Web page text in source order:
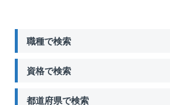
キャリア支援は教育・研修体系に基
す。
等、自身のレベルに応じた教育が用
きます。
職種で検索
資格で検索
都道府県で検索